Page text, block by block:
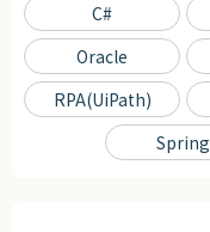
C#
Oracle
RPA(UiPath)
Spring